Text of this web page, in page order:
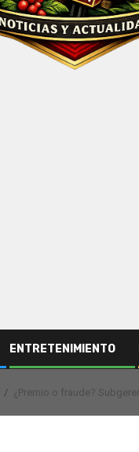
ENTRETENIMIENTO
¿Premio o fraude?